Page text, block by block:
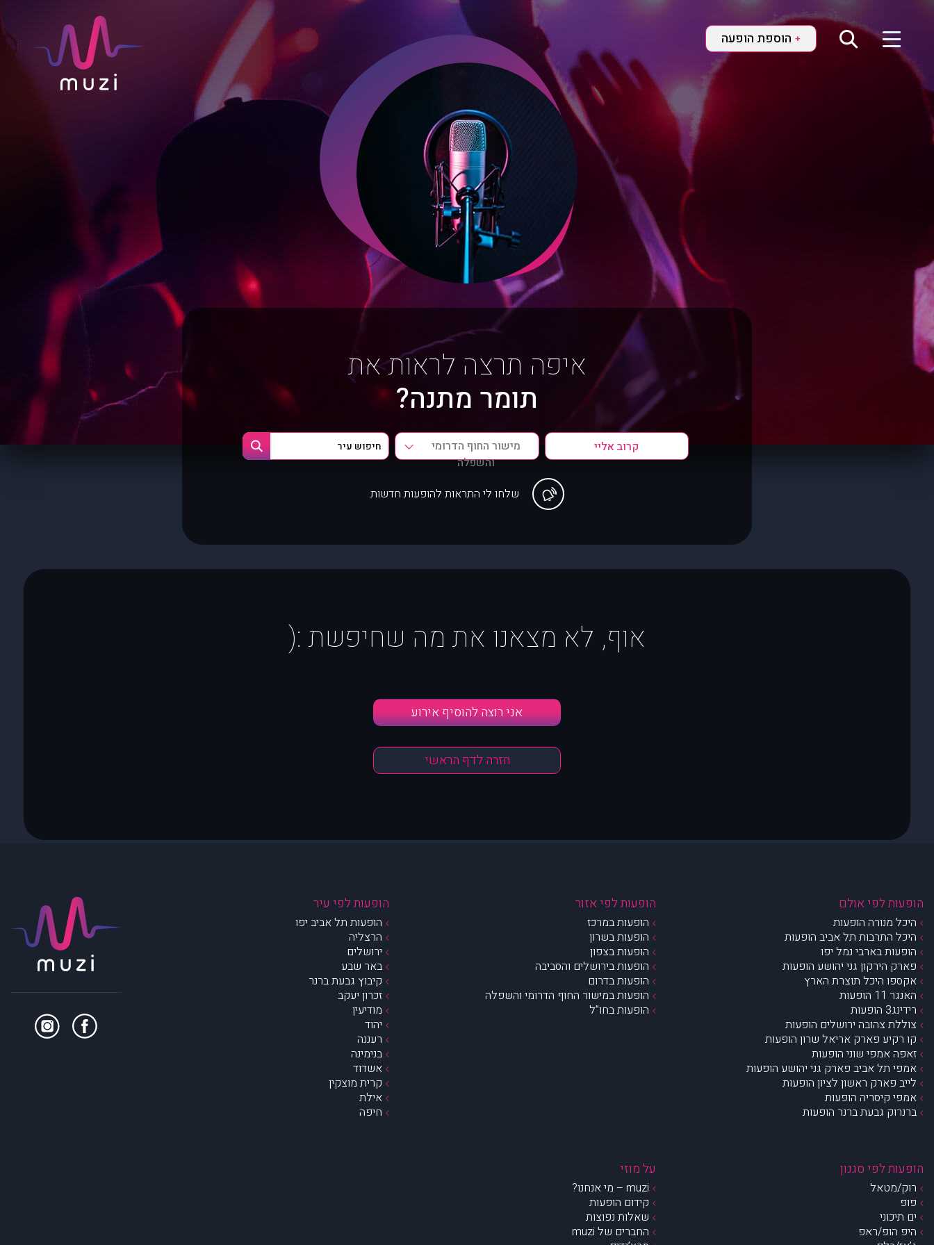
+ הוספת הופעה
איפה תרצה לראות את
תומר מתנה?
מישור החוף הדרומי
והשפלה
שלחו לי התראות להופעות חדשות
אוף, לא מצאנו את מה שחיפשת :(
אני רוצה להוסיף אירוע
חזרה לדף הראשי
הופעות לפי אולם
היכל מנורה הופעות
היכל התרבות תל אביב הופעות
הופעות בארבי נמל יפו
פארק הירקון גני יהושע הופעות
אקספו היכל תוצרת הארץ
האנגר 11 הופעות
רידינג3 הופעות
צוללת צהובה ירושלים הופעות
קו רקיע פארק אריאל שרון הופעות
זאפה אמפי שוני הופעות
אמפי תל אביב פארק גני יהושע הופעות
לייב פארק ראשון לציון הופעות
אמפי קיסריה הופעות
ברנרוק גבעת ברנר הופעות
הופעות לפי אזור
הופעות במרכז
הופעות בשרון
הופעות בצפון
הופעות בירושלים והסביבה
הופעות בדרום
הופעות במישור החוף הדרומי והשפלה
הופעות בחו”ל
הופעות לפי עיר
הופעות תל אביב יפו
הרצליה
ירושלים
באר שבע
קיבוץ גבעת ברנר
זכרון יעקב
מודיעין
יהוד
רעננה
בנימינה
אשדוד
קרית מוצקין
אילת
חיפה
הופעות לפי סגנון
רוק/מטאל
פופ
ים תיכוני
היפ הופ/ראפ
על מוזי
muzi – מי אנחנו?
קידום הופעות
שאלות נפוצות
החברים של muzi